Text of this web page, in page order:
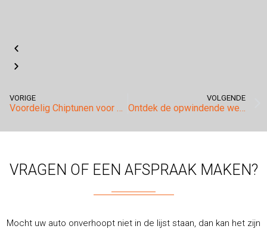
VORIGE
Voordelig Chiptunen voor uw Audi: Haal Meer Uit Je Rijervaring
VOLGENDE
Ontdek de opwindende wereld van de Volkswagen Golf 8 GTI Clubsport!
VRAGEN OF EEN AFSPRAAK MAKEN?
Mocht uw auto onverhoopt niet in de lijst staan, dan kan het zijn